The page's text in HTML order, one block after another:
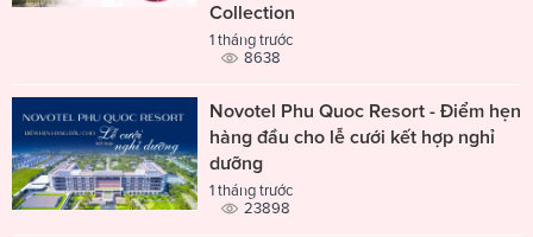
Collection
1 tháng trước
8638
Novotel Phu Quoc Resort - Điểm hẹn
hàng đầu cho lễ cưới kết hợp nghỉ
dưỡng
1 tháng trước
23898